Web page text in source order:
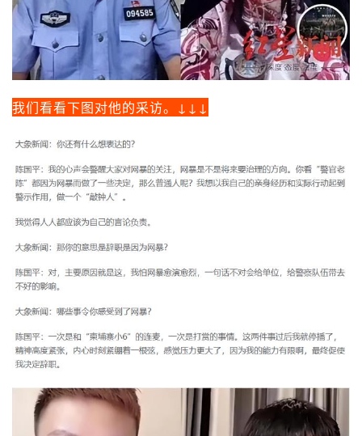
我们看看下图对他的采访。↓↓↓